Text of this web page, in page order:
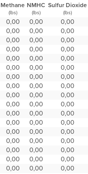
Methane NMHC Sulfur Dioxide
(lbs) (lbs) (lbs)
0,00 0,00
0,00
0,00 0,00
0,00
0,00 0,00
0,00
0,00 0,00
0,00
0,00 0,00
0,00
0,00 0,00
0,00
0,00 0,00
0,00
0,00 0,00
0,00
0,00 0,00
0,00
0,00 0,00
0,00
0,00 0,00
0,00
0,00 0,00
0,00
0,00 0,00
0,00
0,00 0,00
0,00
0,00 0,00
0,00
0,00 0,00
0,00
0,00 0,00
0,00